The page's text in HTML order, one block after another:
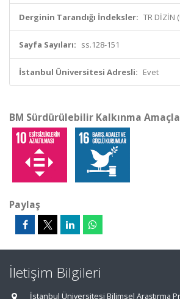
Derginin Tarandığı İndeksler: TR DİZİN
Sayfa Sayıları: ss.128-151
İstanbul Üniversitesi Adresli: Evet
BM Sürdürülebilir Kalkınma
Paylaş
İletişim Bilgileri
İstanbul Üniversitesi Bilimsel Araştırma